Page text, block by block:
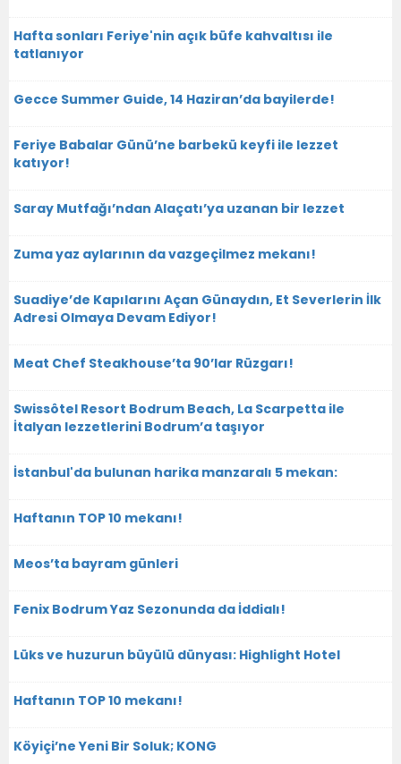
Hafta sonları Feriye'nin açık büfe kahvaltısı ile
tatlanıyor
Gecce Summer Guide, 14 Haziran’da bayilerde!
Feriye Babalar Günü’ne barbekü keyfi ile lezzet
katıyor!
Saray Mutfağı’ndan Alaçatı’ya uzanan bir lezzet
Zuma yaz aylarının da vazgeçilmez mekanı!
Suadiye’de Kapılarını Açan Günaydın, Et Severlerin İlk
Adresi Olmaya Devam Ediyor!
Meat Chef Steakhouse’ta 90’lar Rüzgarı!
Swissôtel Resort Bodrum Beach, La Scarpetta ile
İtalyan lezzetlerini Bodrum’a taşıyor
İstanbul'da bulunan harika manzaralı 5 mekan:
Haftanın TOP 10 mekanı!
Meos’ta bayram günleri
Fenix Bodrum Yaz Sezonunda da İddialı!
Lüks ve huzurun büyülü dünyası: Highlight Hotel
Haftanın TOP 10 mekanı!
Köyiçi’ne Yeni Bir Soluk; KONG